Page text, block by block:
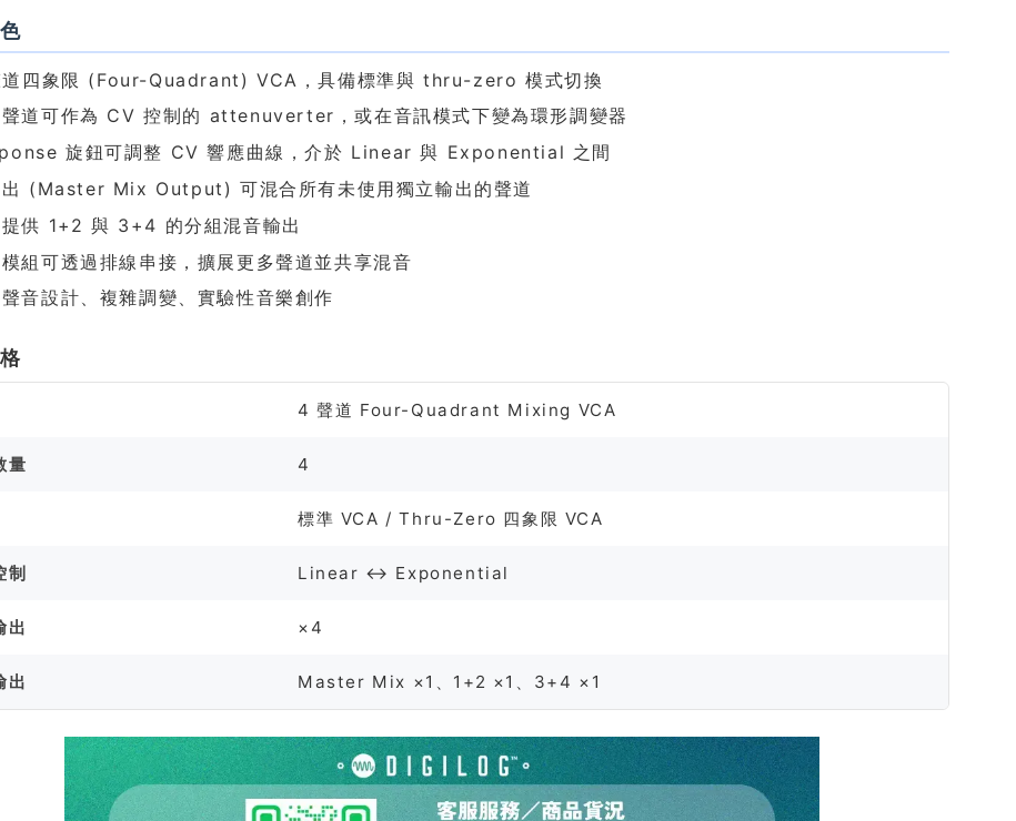
四象限 (Four-Quadrant) VCA，具備標準與 thru-zero 模式切換
道可作為 CV 控制的 attenuverter，或在音訊模式下變為環形調變器
旋鈕可調整 CV 響應曲線，介於 Linear 與 Exponential 之間
出 (Master Mix Output) 可混合所有未使用獨立輸出的聲道
供 1+2 與 3+4 的分組混音輸出
組可透過排線串接，擴展更多聲道並共享混音
音設計、複雜調變、實驗性音樂創作
4 聲道 Four-Quadrant Mixing VCA
量 4
標準 VCA / Thru-Zero 四象限 VCA
制 Linear ↔ Exponential
出 ×4
出 Master Mix ×1、1+2 ×1、3+4 ×1